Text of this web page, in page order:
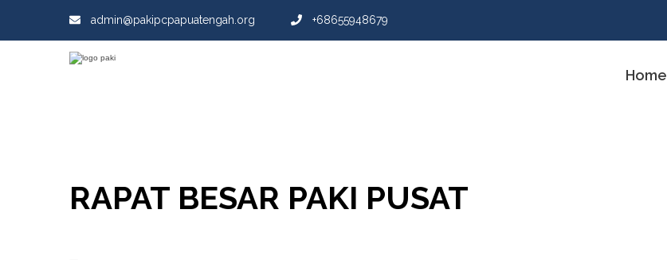
admin@pakipcpapuatengah.org +68655948679
Home
RAPAT BESAR PAKI PUSAT